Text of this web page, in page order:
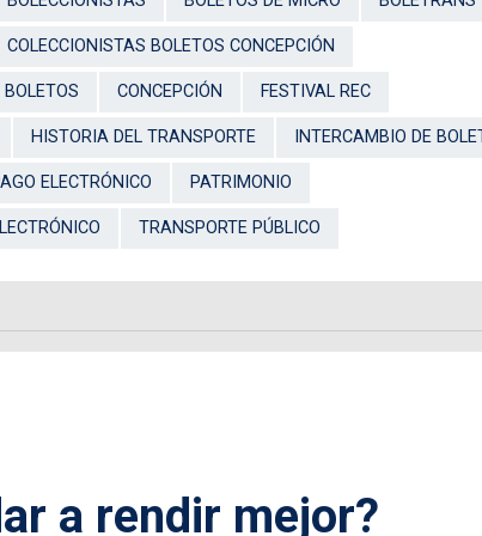
COLECCIONISTAS BOLETOS CONCEPCIÓN
CONCEPCIÓN FESTIVAL REC
HISTORIA DEL TRANSPORTE INTERCAMBIO DE
ELECTRÓNICO PATRIMONIO
TRANSPORTE PÚBLICO
a rendir mejor?